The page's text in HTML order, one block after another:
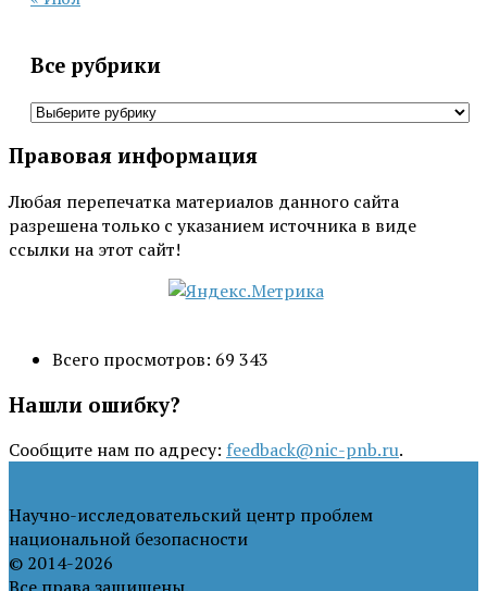
Все рубрики
Все
Правовая информация
Любая перепечатка материалов данного сайта
разрешена только с указанием источника в виде
ссылки на этот сайт!
Всего просмотров: 69 343
Нашли ошибку?
Сообщите нам по адресу: feedback@nic-pnb.ru.
Научно-исследовательский центр проблем
национальной безопасности
© 2014-2026